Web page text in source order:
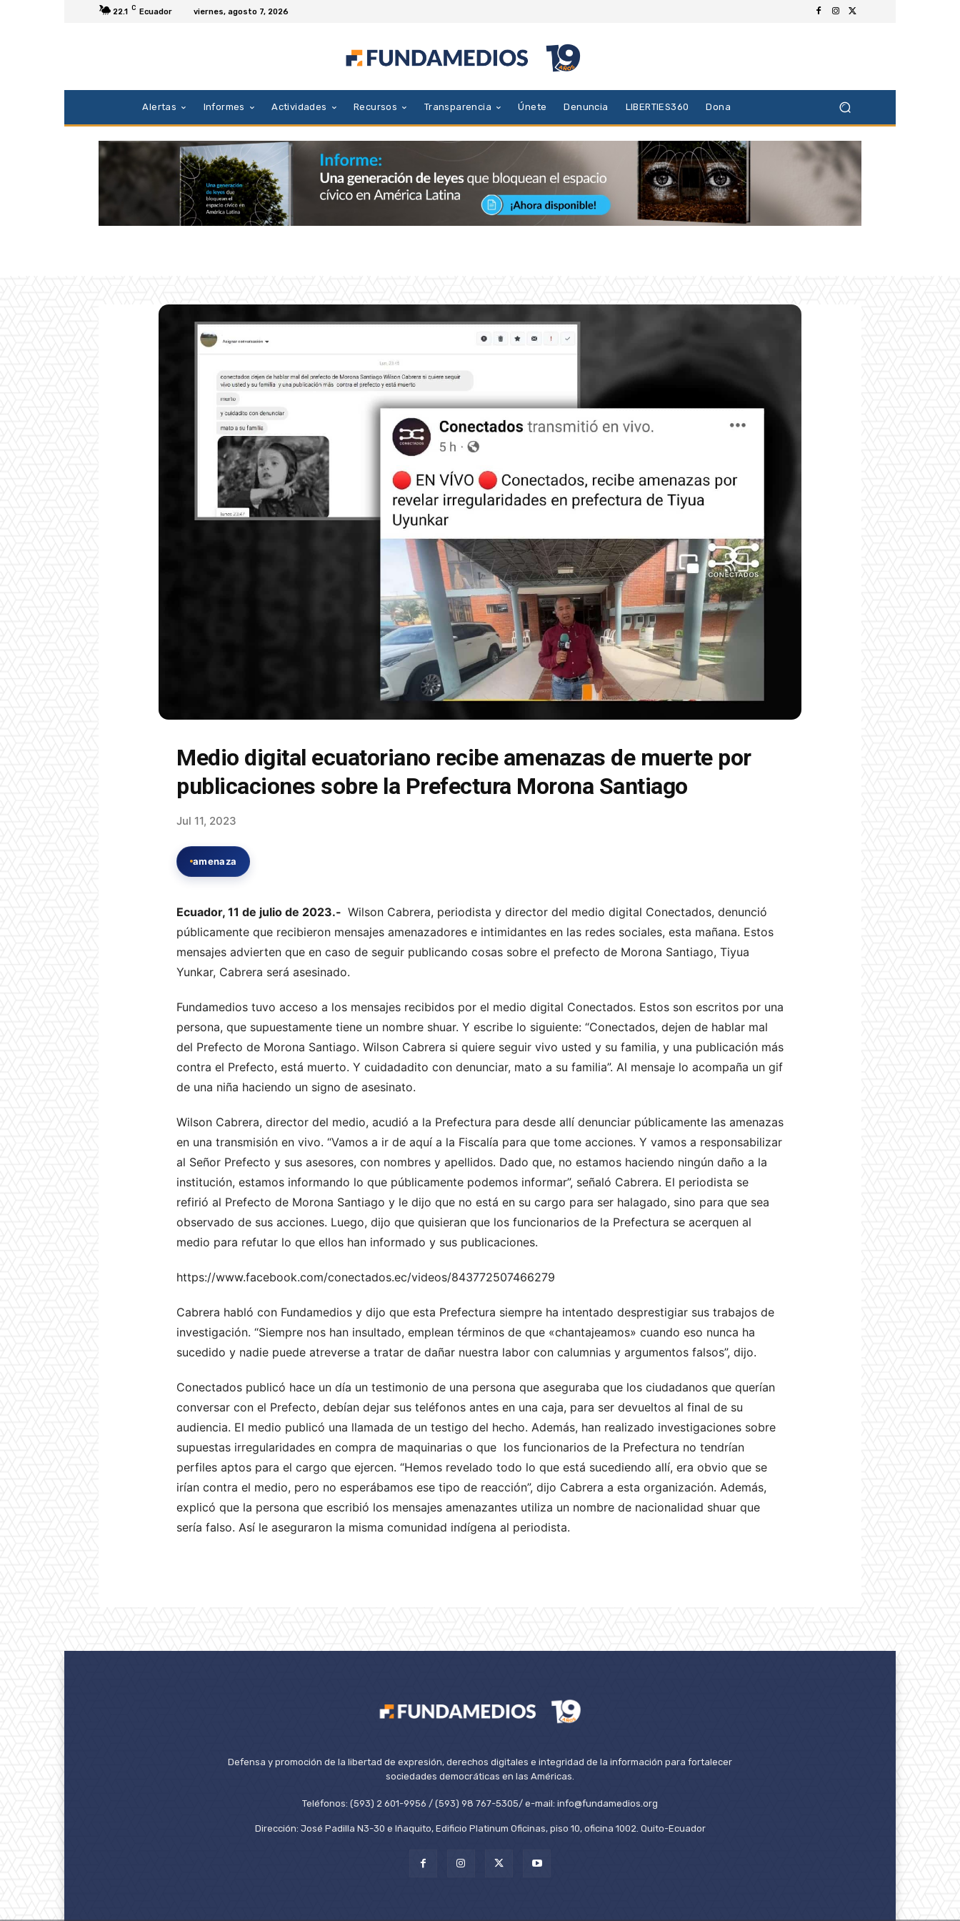
22.1 C Ecuador viernes, agosto 7, 2026
Alertas Informes Actividades Recursos Transparencia Únete Denuncia LIBERTIES360 Dona
Medio digital ecuatoriano recibe amenazas de muerte por
publicaciones sobre la Prefectura Morona Santiago
Jul 11, 2023
amenaza
Ecuador, 11 de julio de 2023.- Wilson Cabrera, periodista y director del medio digital Conectados, denunció
públicamente que recibieron mensajes amenazadores e intimidantes en las redes sociales, esta mañana. Estos
mensajes advierten que en caso de seguir publicando cosas sobre el prefecto de Morona Santiago, Tiyua
Yunkar, Cabrera será asesinado.
Fundamedios tuvo acceso a los mensajes recibidos por el medio digital Conectados. Estos son escritos por una
persona, que supuestamente tiene un nombre shuar. Y escribe lo siguiente: “Conectados, dejen de hablar mal
del Prefecto de Morona Santiago. Wilson Cabrera si quiere seguir vivo usted y su familia, y una publicación más
contra el Prefecto, está muerto. Y cuidadadito con denunciar, mato a su familia”. Al mensaje lo acompaña un gif
de una niña haciendo un signo de asesinato.
Wilson Cabrera, director del medio, acudió a la Prefectura para desde allí denunciar públicamente las amenazas
en una transmisión en vivo. “Vamos a ir de aquí a la Fiscalía para que tome acciones. Y vamos a responsabilizar
al Señor Prefecto y sus asesores, con nombres y apellidos. Dado que, no estamos haciendo ningún daño a la
institución, estamos informando lo que públicamente podemos informar”, señaló Cabrera. El periodista se
refirió al Prefecto de Morona Santiago y le dijo que no está en su cargo para ser halagado, sino para que sea
observado de sus acciones. Luego, dijo que quisieran que los funcionarios de la Prefectura se acerquen al
medio para refutar lo que ellos han informado y sus publicaciones.
https://www.facebook.com/conectados.ec/videos/843772507466279
Cabrera habló con Fundamedios y dijo que esta Prefectura siempre ha intentado desprestigiar sus trabajos de
investigación. “Siempre nos han insultado, emplean términos de que «chantajeamos» cuando eso nunca ha
sucedido y nadie puede atreverse a tratar de dañar nuestra labor con calumnias y argumentos falsos”, dijo.
Conectados publicó hace un día un testimonio de una persona que aseguraba que los ciudadanos que querían
conversar con el Prefecto, debían dejar sus teléfonos antes en una caja, para ser devueltos al final de su
audiencia. El medio publicó una llamada de un testigo del hecho. Además, han realizado investigaciones sobre
supuestas irregularidades en compra de maquinarias o que los funcionarios de la Prefectura no tendrían
perfiles aptos para el cargo que ejercen. “Hemos revelado todo lo que está sucediendo allí, era obvio que se
irían contra el medio, pero no esperábamos ese tipo de reacción”, dijo Cabrera a esta organización. Además,
explicó que la persona que escribió los mensajes amenazantes utiliza un nombre de nacionalidad shuar que
sería falso. Así le aseguraron la misma comunidad indígena al periodista.
Defensa y promoción de la libertad de expresión, derechos digitales e integridad de la información para fortalecer
sociedades democráticas en las Américas.
Teléfonos: (593) 2 601-9956 / (593) 98 767-5305/ e-mail: info@fundamedios.org
Dirección: José Padilla N3-30 e Iñaquito, Edificio Platinum Oficinas, piso 10, oficina 1002. Quito-Ecuador